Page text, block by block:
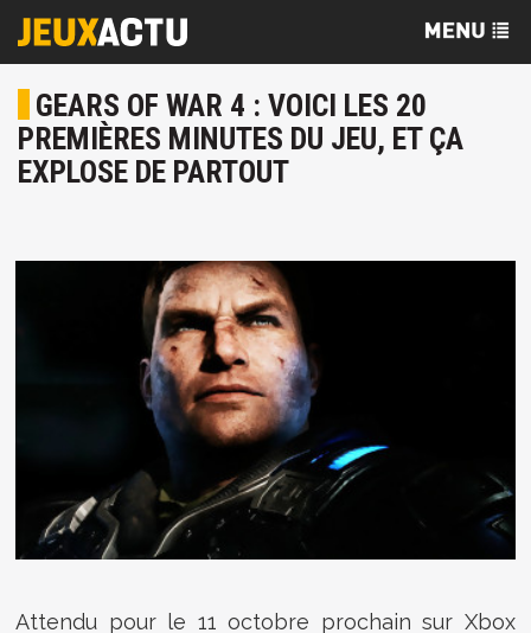
GEARS OF WAR 4 : VOICI LES 20
PREMIÈRES MINUTES DU JEU, ET ÇA
EXPLOSE DE PARTOUT
Attendu pour le 11 octobre prochain sur Xbox